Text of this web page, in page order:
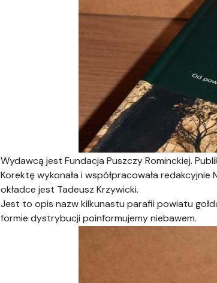
Wydawcą jest Fundacja Puszczy Rominckiej.
Korektę wykonała i współpracowała
okładce jest Tadeusz Krzywicki.
Jest to opis nazw kilkunastu parafii powiatu
formie dystrybucji poinformujemy niebawem.